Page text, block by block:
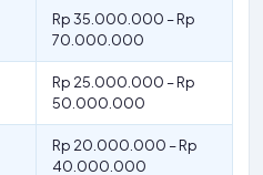
Rp 35.000.000 – Rp
70.000.000
Rp 25.000.000 – Rp
50.000.000
Rp 20.000.000 – Rp
40.000.000